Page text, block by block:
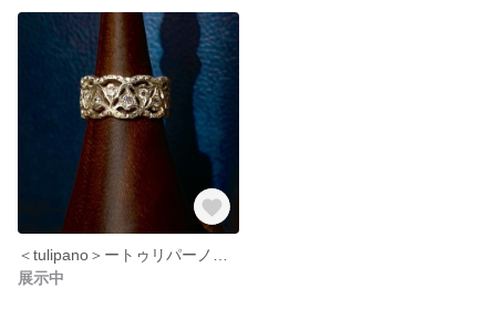
展示中